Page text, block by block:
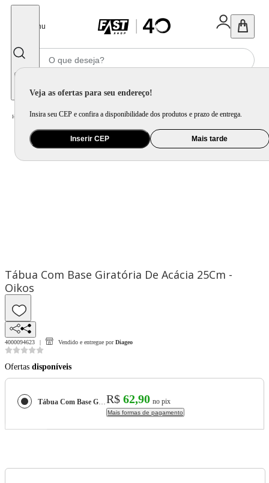
Menu
Veja as ofertas para seu endereço!
Insira seu CEP e confira a disponibilidade dos produtos e prazo de entrega.
Inserir CEP Mais tarde
Home Utilidade Doméstica Cozinha / Utensilio de Bancada
Tábua Com Base Giratória De Acácia 25Cm -
Oikos
4000094623 Vendido e entregue por Diageo
Ofertas disponíveis
Tábua Com Base Giratória De Acácia 25Cm - OikosR$ 62,90 no pix
Mais formas de pagamento